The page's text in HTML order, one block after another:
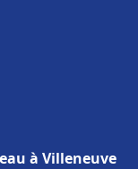
à Villeneuve